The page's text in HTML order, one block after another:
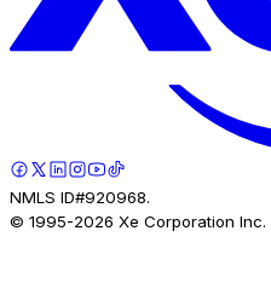
NMLS ID#920968.
© 1995-2026 Xe Corporation Inc.